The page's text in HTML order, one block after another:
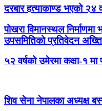
दरबार हत्याकाण्ड भएको २४
पोखरा विमानस्थल
उपसमितिको प्रतिवेदन
५२ वर्षको उमेरमा कक्षा-१
शिव सेना नेपालका अध्यक्ष